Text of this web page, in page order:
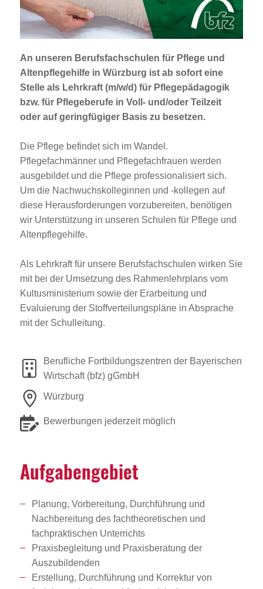
Jobportal
Presse und Medien
bbw e. V.
Karriere
Presse
News Archiv
An unseren Berufsfachschulen für Pflege und
Altenpflegehilfe in Würzburg ist ab sofort eine
Stelle als Lehrkraft (m/w/d) für Pflegepädagogik
bzw. für Pflegeberufein Voll- und/oder Teilzeit
oder auf geringfügiger Basis zu besetzen.
Die Pflege befindet sich im Wandel.
Pflegefachmänner und Pflegefachfrauen werden
ausgebildet und die Pflege professionalisiert sich.
Um die Nachwuchskolleginnen und -kollegen auf
diese Herausforderungen vorzubereiten, benötigen
wir Unterstützung in unseren Schulen für Pflege und
Altenpflegehilfe.
Als Lehrkraft für unsere Berufsfachschulen wirken Sie
mit bei der Umsetzung des Rahmenlehrplans vom
Kultusministerium sowie der Erarbeitung und
Evaluierung der Stoffverteilungspläne in Absprache
mit der Schulleitung.
Berufliche Fortbildungszentren der Bayerischen
Wirtschaft (bfz) gGmbH
Würzburg
Bewerbungen jederzeit möglich
Aufga­ben­ge­biet
Planung, Vorbereitung, Durchführung und
Nachbereitung des fachtheoretischen und
fachpraktischen Unterrichts
Praxisbegleitung und Praxisberatung der
Auszubildenden
Erstellung, Durchführung und Korrektur von